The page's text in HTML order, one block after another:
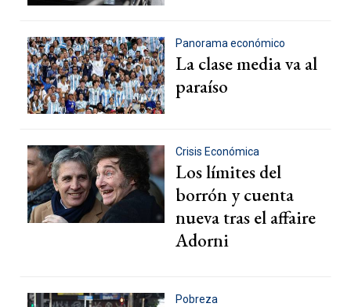
Panorama económico
La clase media va al
paraíso
Crisis Económica
Los límites del
borrón y cuenta
nueva tras el affaire
Adorni
Pobreza